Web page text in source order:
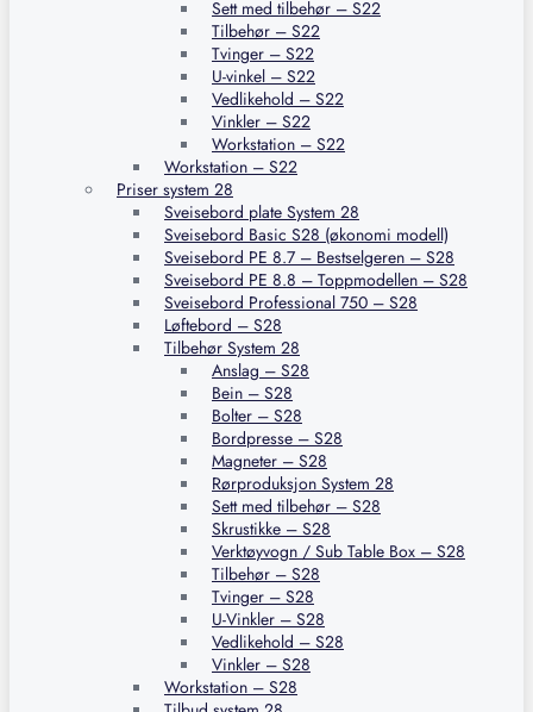
Sett med tilbehør – S22
Tilbehør – S22
Tvinger – S22
U-vinkel – S22
Vedlikehold – S22
Vinkler – S22
Workstation – S22
Workstation – S22
Priser system 28
Sveisebord plate System 28
Sveisebord Basic S28 (økonomi modell)
Sveisebord PE 8.7 – Bestselgeren – S28
Sveisebord PE 8.8 – Toppmodellen – S28
Sveisebord Professional 750 – S28
Løftebord – S28
Tilbehør System 28
Anslag – S28
Bein – S28
Bolter – S28
Bordpresse – S28
Magneter – S28
Rørproduksjon System 28
Sett med tilbehør – S28
Skrustikke – S28
Verktøyvogn / Sub Table Box – S28
Tilbehør – S28
Tvinger – S28
U-Vinkler – S28
Vedlikehold – S28
Vinkler – S28
Workstation – S28